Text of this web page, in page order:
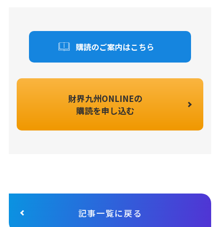
購読のご案内はこちら
財界九州ONLINEの
購読を申し込む
記事一覧に戻る